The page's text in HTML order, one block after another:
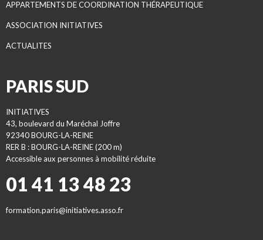
APPARTEMENTS DE COORDINATION THÉRAPEUTIQUE
ASSOCIATION INITIATIVES
ACTUALITES
PARIS SUD
INITIATIVES
43, boulevard du Maréchal Joffre
92340 BOURG-LA-REINE
RER B : BOURG-LA-REINE (200 m)
Accessible aux personnes à mobilité réduite
01 41 13 48 23
formation.paris@initiatives.asso.fr